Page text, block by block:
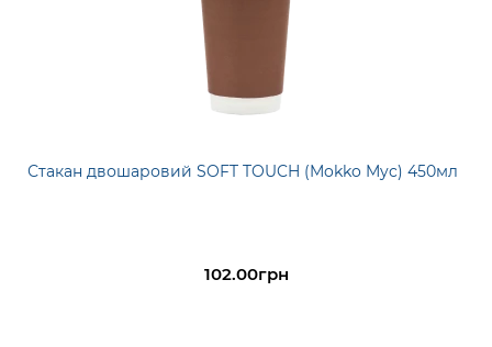
Стакан двошаровий SOFT TOUCH (Mokko Myc) 450мл
102.00грн